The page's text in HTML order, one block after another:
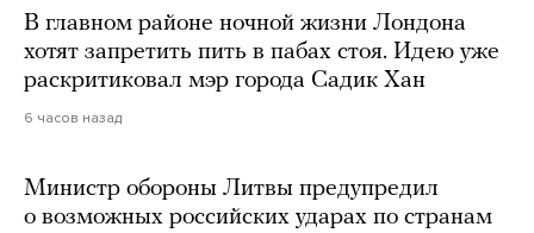
В главном районе ночной жизни Лондона
хотят запретить пить в пабах стоя. Идею уже
раскритиковал мэр города Садик Хан
6 часов назад
Министр обороны Литвы предупредил
о возможных российских ударах по странам